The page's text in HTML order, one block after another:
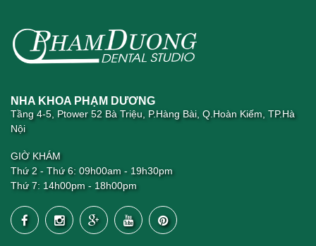
NHA KHOA PHẠM DƯƠNG
Tầng 4-5, Ptower 52 Bà Triệu, P.Hàng Bài, Q.Hoàn Kiếm, TP.Hà
Nội
GIỜ KHÁM
Thứ 2 - Thứ 6: 09h00am - 19h30pm
Thứ 7: 14h00pm - 18h00pm